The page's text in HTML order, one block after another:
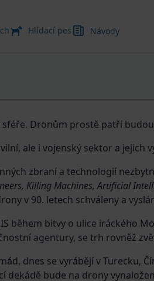
Hlídací pes Návody
Dronům prostě patří
ale i vojenský sektor a jejich
zbraní a technologií
Killing Machines, Artificial
v 90. letech schváleny a
během bitvy o ulice iráckého
agentury, se trh rovněž
dnes se vyrábějí v Turecku,
dekádě bude na drony